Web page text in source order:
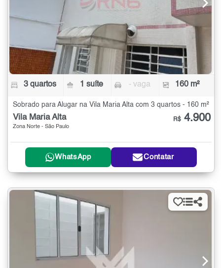
3 quartos 1 suíte - vaga 160 m²
Sobrado para Alugar na Vila Maria Alta com 3 quartos - 160 m²
Vila Maria Alta
Zona Norte - São Paulo
R$ 4.900
WhatsApp Contatar